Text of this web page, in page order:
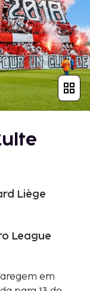
Liège
League
em